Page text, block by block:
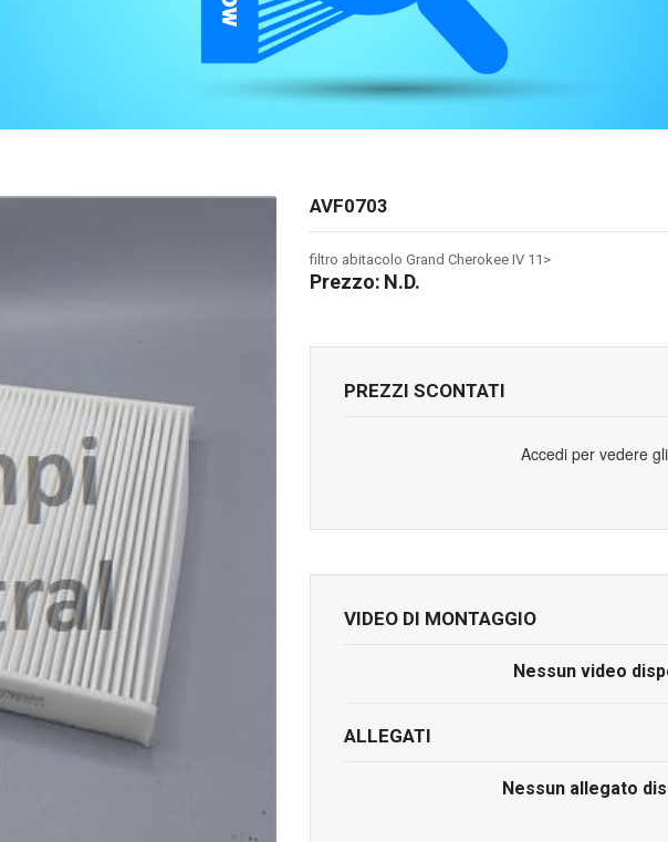
AVF0703
filtro abitacolo Grand Cherokee IV 11>
Prezzo: N.D.
PREZZI SCONTATI
Accedi per vedere
VIDEO DI MONTAGGIO
Nessun video
ALLEGATI
Nessun allegato